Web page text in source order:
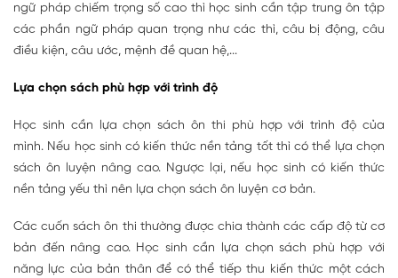
ngữ pháp chiếm trọng số cao thì học sinh cần tập trung ôn tập
các phần ngữ pháp quan trọng như các thì, câu bị động, câu
điều kiện, câu ước, mệnh đề quan hệ,...
Lựa chọn sách phù hợp với trình độ
Học sinh cần lựa chọn sách ôn thi phù hợp với trình độ của
mình. Nếu học sinh có kiến thức nền tảng tốt thì có thể lựa chọn
sách ôn luyện nâng cao. Ngược lại, nếu học sinh có kiến thức
nền tảng yếu thì nên lựa chọn sách ôn luyện cơ bản.
Các cuốn sách ôn thi thường được chia thành các cấp độ từ cơ
bản đến nâng cao. Học sinh cần lựa chọn sách phù hợp với
năng lực của bản thân để có thể tiếp thu kiến thức một cách